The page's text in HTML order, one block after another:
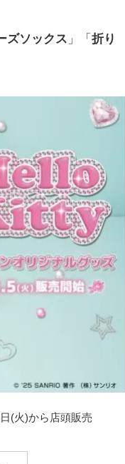
ズソックス 」「 折り
(火)から店頭販売